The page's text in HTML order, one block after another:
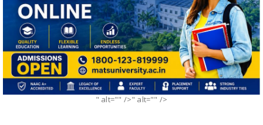
" alt="" />" alt="" />